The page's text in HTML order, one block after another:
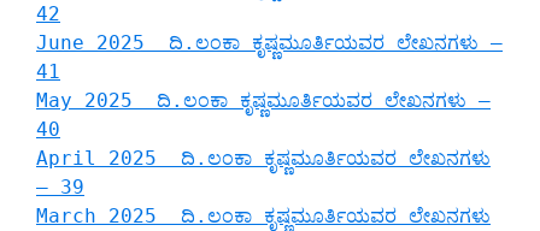
42
June 2025 ದಿ.ಲಂಕಾ ಕೃಷ್ಣಮೂರ್ತಿಯವರ ಲೇಖನಗಳು –
41
May 2025 ದಿ.ಲಂಕಾ ಕೃಷ್ಣಮೂರ್ತಿಯವರ ಲೇಖನಗಳು –
40
April 2025 ದಿ.ಲಂಕಾ ಕೃಷ್ಣಮೂರ್ತಿಯವರ ಲೇಖನಗಳು
– 39
March 2025 ದಿ.ಲಂಕಾ ಕೃಷ್ಣಮೂರ್ತಿಯವರ ಲೇಖನಗಳು